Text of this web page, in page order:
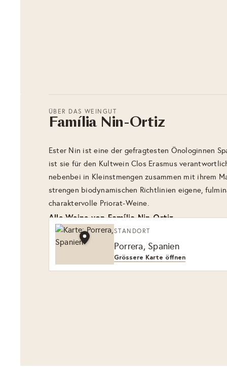
ÜBER DAS WEINGUT
Família Nin-Ortiz
Ester Nin ist eine der gefragtesten Önologinnen
ist sie für den Kultwein Clos Erasmus
nebenbei in Kleinstmengen zusammen mit ihrem
strengen biodynamischen Richtlinien eigene,
charaktervolle Priorat-Weine.
Alle Weine von Família Nin-Ortiz
STANDORT
Porrera, Spanien
Grössere Karte öffnen